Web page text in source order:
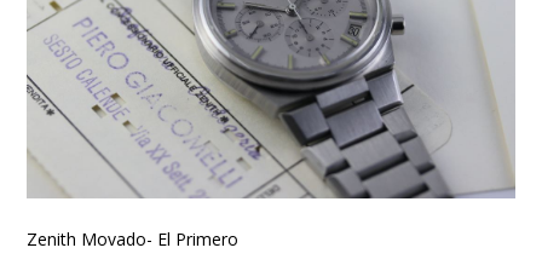
Zenith Movado- El Primero